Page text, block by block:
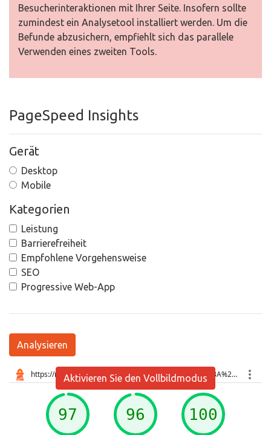
Besucherinteraktionen mit Ihrer Seite. Insofern sollte
zumindest ein Analysetool installiert werden. Um die
Befunde abzusichern, empfiehlt sich das parallele
Verwenden eines zweiten Tools.
PageSpeed Insights
Gerät
Desktop
Mobile
Kategorien
Leistung
Barrierefreiheit
Empfohlene Vorgehensweise
SEO
Progressive Web-App
Analysieren
Aktivieren Sie den Vollbildmodus